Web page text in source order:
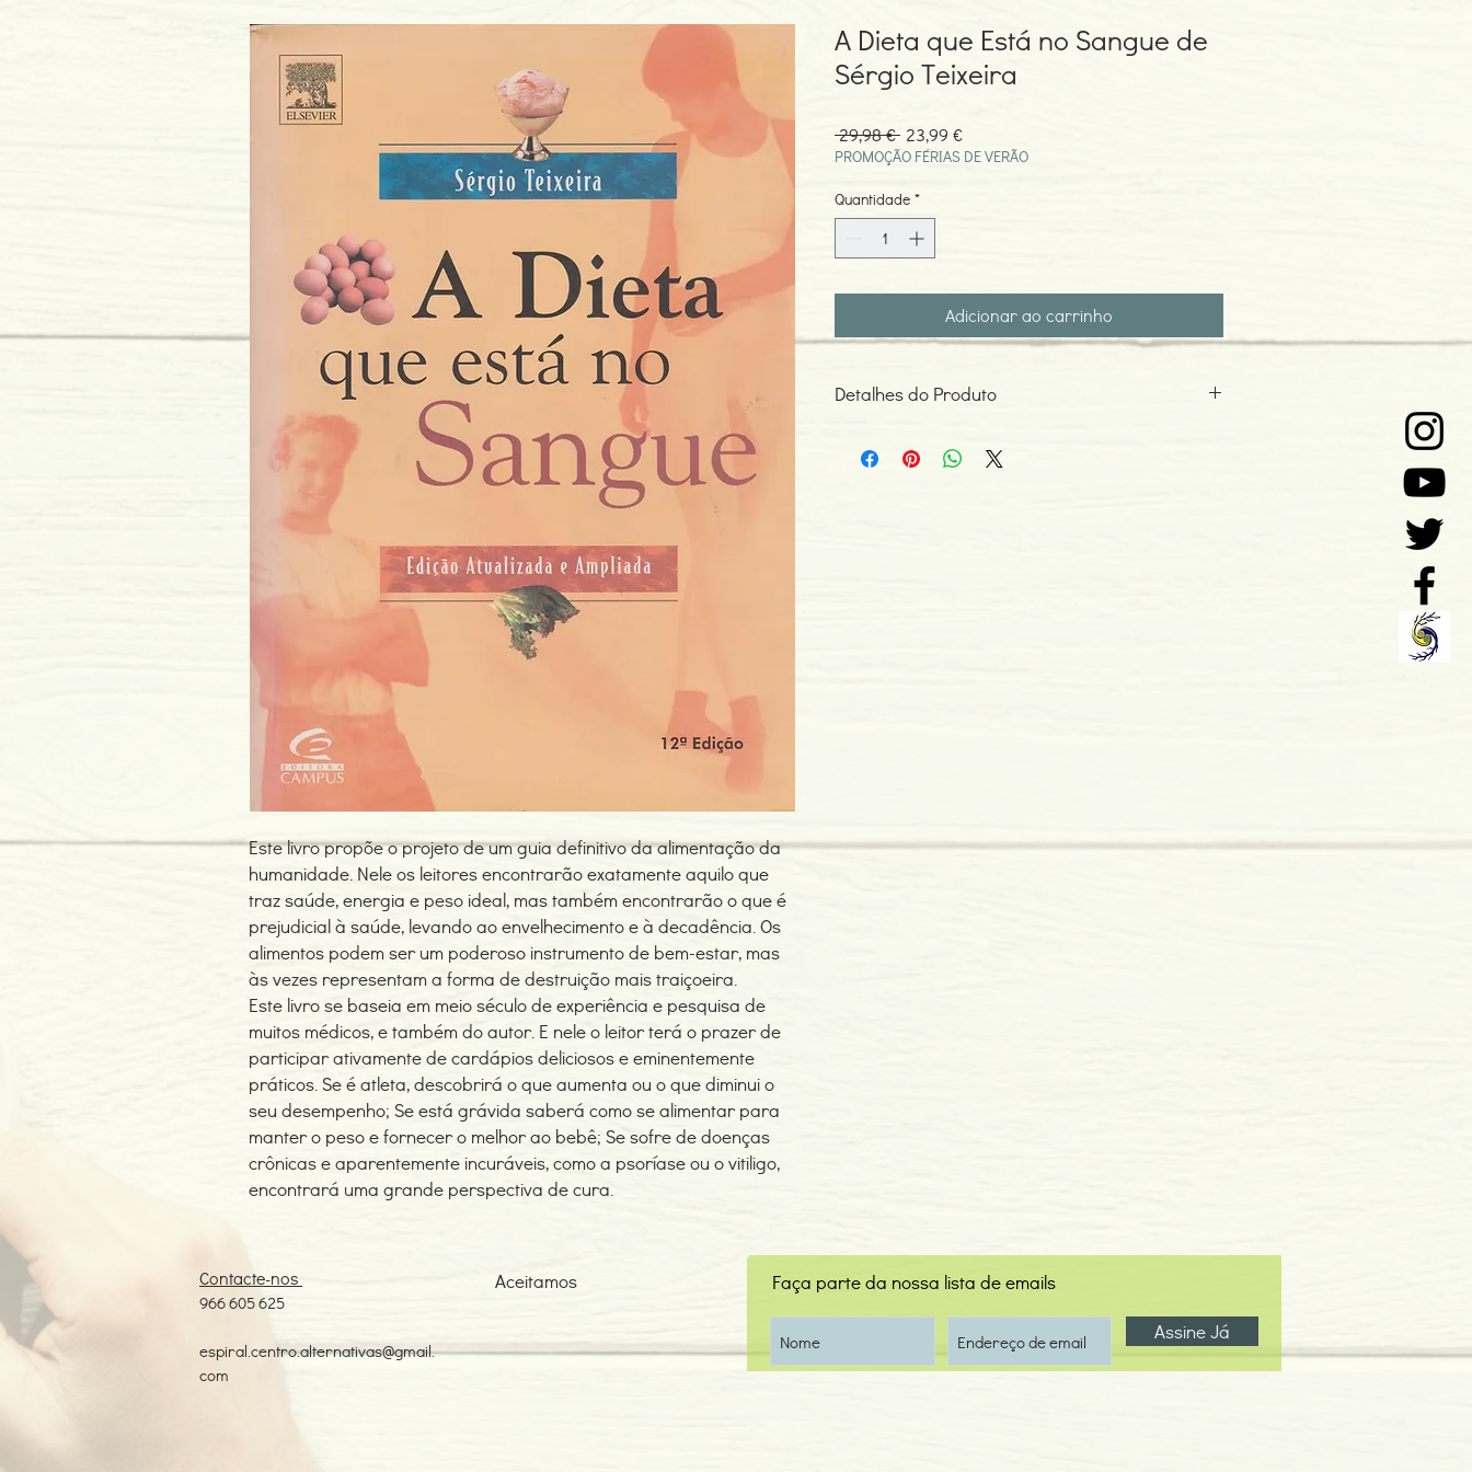
Este livro propõe o projeto de um guia definitivo da alimentação da
humanidade. Nele os leitores encontrarão exatamente aquilo que
traz saúde, energia e peso ideal, mas também encontrarão o que é
prejudicial à saúde, levando ao envelhecimento e à decadência. Os
alimentos podem ser um poderoso instrumento de bem-estar, mas
às vezes representam a forma de destruição mais traiçoeira.
Este livro se baseia em meio século de experiência e pesquisa de
muitos médicos, e também do autor. E nele o leitor terá o prazer de
participar ativamente de cardápios deliciosos e eminentemente
práticos. Se é atleta, descobrirá o que aumenta ou o que diminui o
seu desempenho; Se está grávida saberá como se alimentar para
manter o peso e fornecer o melhor ao bebê; Se sofre de doenças
crônicas e aparentemente incuráveis, como a psoríase ou o vitiligo,
encontrará uma grande perspectiva de cura.
A Dieta que Está no Sangue de
Sérgio Teixeira
29,98 € Preço
normal
23,99 €Preço
promocional
PROMOÇÃO FÉRIAS DE VERÃO
Quantidade *
Adicionar ao carrinho
Detalhes do Produto
ISBN: 9788535211375
Contacte-nos
966 605 625
espiral.centro.alternativas@gmail.
com
Aceitamos
Faça parte da nossa lista de emails
Assine Já